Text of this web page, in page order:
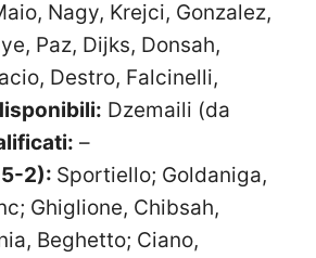
Nagy, Krejci, Gonzalez,
Paz, Dijks, Donsah,
Destro, Falcinelli,
Dzemaili (da
–
2): Sportiello; Goldaniga,
Ghiglione, Chibsah,
Beghetto; Ciano,